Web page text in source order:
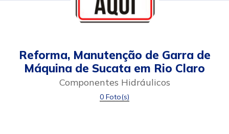
Reforma, Manutenção de Garra de
Máquina de Sucata em Rio Claro
Componentes Hidráulicos
0 Foto(s)